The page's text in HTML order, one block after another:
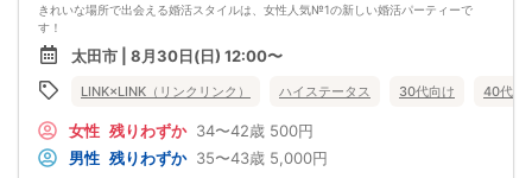
きれいな場所で出会える婚活スタイルは、女性人気№1の新しい婚活パーティーで
す！
今回のパーティーは、
初婚で安心できるお相手と出会いたい
～笑顔の絶えない家庭が理想の男女編～
結婚相手に望む理想条件♡
#8212＆＆ #8212＆＆ #8212＆＆ #8212＆＆ #8212＆＆ #8212＆＆
仕事・・やりがいや誇りを持っている
性格・・思いやりがあって尊重できる
太田市 | 8月30日(日) 12:00〜
LINK×LINK（リンクリンク） ハイステータス 30代向け 40代向
女性 残りわずか 34〜42歳 500円
男性 残りわずか 35〜43歳 5,000円